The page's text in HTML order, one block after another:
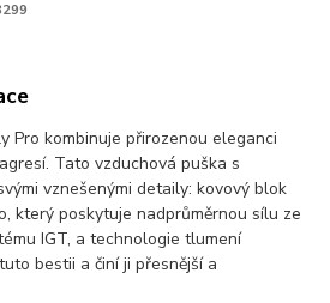
Pro kombinuje přirozenou eleganci
Tato vzduchová puška s
vznešenými detaily: kovový blok
který poskytuje nadprůměrnou sílu ze
IGT, a technologie tlumení
bestii a činí ji přesnější a